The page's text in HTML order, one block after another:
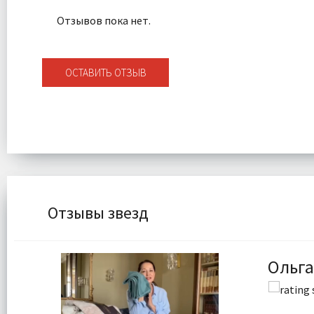
Отзывов пока нет.
ОСТАВИТЬ ОТЗЫВ
Отзывы звезд